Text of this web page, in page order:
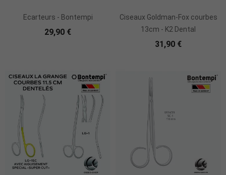
Ecarteurs - Bontempi
29,90 €
Ciseaux Goldman-Fox courbes
13cm - K2 Dental
31,90 €